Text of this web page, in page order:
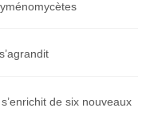
de six nouveaux